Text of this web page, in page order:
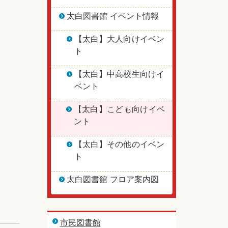
太白図書館 イベント情報
【太白】大人向けイベン
ト
【太白】中高校生向けイ
ベント
【太白】こども向けイベ
ント
【太白】その他のイベン
ト
太白図書館 フロア案内図
市民図書館